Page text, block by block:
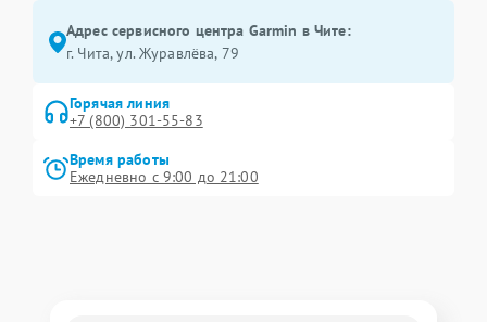
Адрес сервисного центра Garmin в Чите:
г. Чита, ул. Журавлёва, 79
Горячая линия
+7 (800) 301-55-83
Время работы
Ежедневно с 9:00 до 21:00